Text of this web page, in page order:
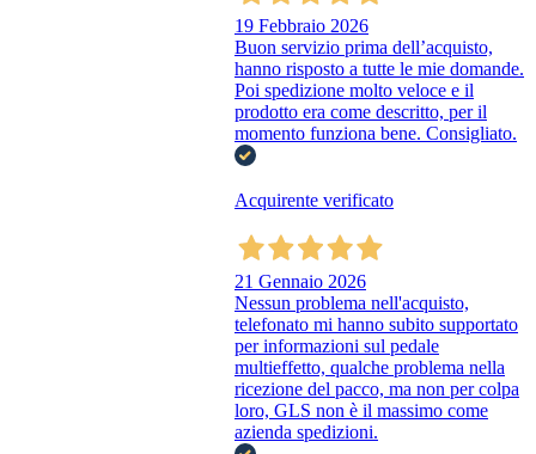
19 Febbraio 2026
Buon servizio prima dell’acquisto,
hanno risposto a tutte le mie domande.
Poi spedizione molto veloce e il
prodotto era come descritto, per il
momento funziona bene. Consigliato.
Acquirente verificato
21 Gennaio 2026
Nessun problema nell'acquisto,
telefonato mi hanno subito supportato
per informazioni sul pedale
multieffetto, qualche problema nella
ricezione del pacco, ma non per colpa
loro, GLS non è il massimo come
azienda spedizioni.